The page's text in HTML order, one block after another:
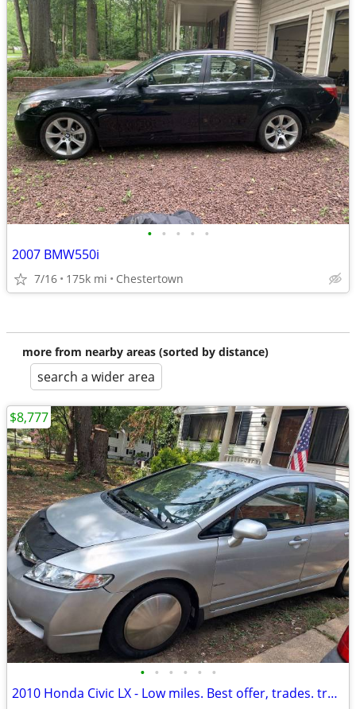
• • • • •
2007 BMW550i
7/16 175k mi Chestertown
more from nearby areas (sorted by distance)
search a wider area
• • • • • •
2010 Honda Civic LX - Low miles. Best offer, trades. trades +cash~~~
$8,777